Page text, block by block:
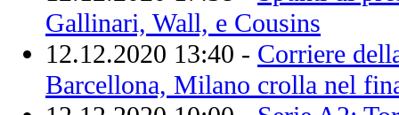
Gallinari, Wall, e Cousins
12.12.2020 13:40 - Corriere
Barcellona, Milano crolla nel